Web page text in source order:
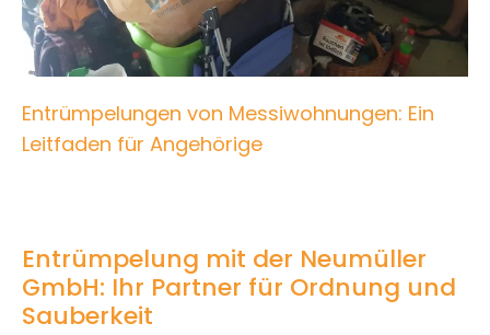
Entrümpelungen von Messiwohnungen: Ein
Leitfaden für Angehörige
Entrümpelung mit der Neumüller
GmbH: Ihr Partner für Ordnung und
Sauberkeit